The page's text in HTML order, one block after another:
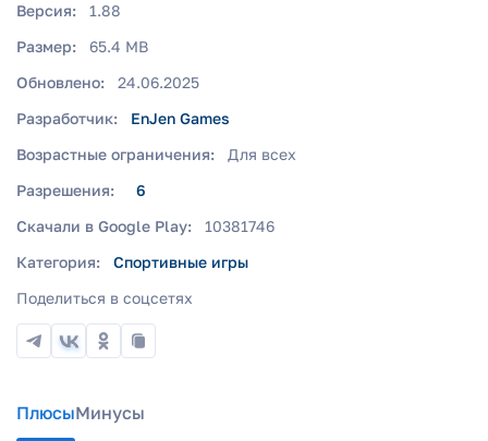
Версия:
1.88
Размер:
65.4 MB
Обновлено:
24.06.2025
Разработчик:
EnJen Games
Возрастные ограничения:
Для всех
Разрешения:
6
Скачали в Google Play:
10381746
Категория:
Спортивные игры
Поделиться в соцсетях
ПлюсыМинусы